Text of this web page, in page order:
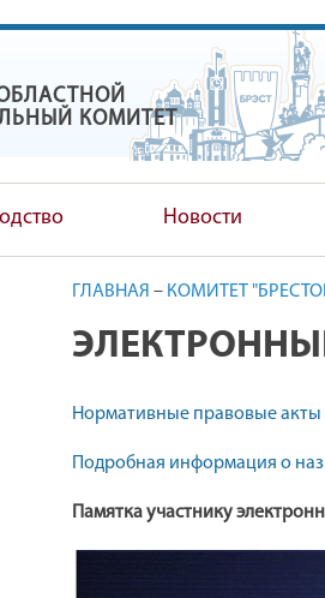
ОБЛАСТНОЙ
КОМИТЕТ
Новости
ГЛАВНАЯ – КОМИТЕТ
Нормативные правовые
Подробная информация о
Памятка участнику